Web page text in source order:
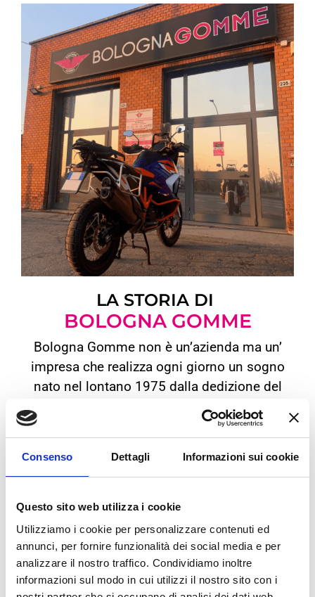
Consenso Dettagli Informazioni sui cookie
Questo sito web utilizza i cookie
Utilizziamo i cookie per personalizzare contenuti ed
annunci, per fornire funzionalità dei social media e per
analizzare il nostro traffico. Condividiamo inoltre
informazioni sul modo in cui utilizzi il nostro sito con i
LA STORIA DI
BOLOGNA GOMME
Bologna Gomme non è un’azienda ma un’
impresa che realizza ogni giorno un sogno
nato nel lontano 1975 dalla dedizione del
fondatore. Un sogno che ha saputo crescere
e realizzarsi attraverso l’impegno, la passione
Il femminile, il maschile e le differenti
generazioni si sono connesse per andare più
lavoro e d’impegno che si è moltiplicata in
una realtà libera da stereotipi, capace di
vivere nell’assoluta contemporaneità, con lo